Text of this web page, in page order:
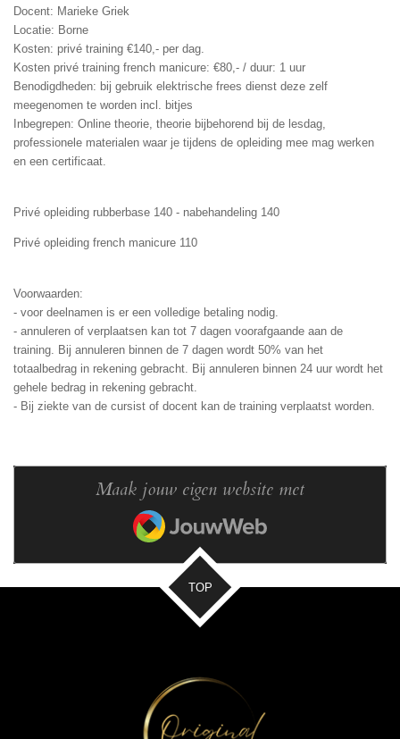
Docent: Marieke Griek
Locatie: Borne
Kosten: privé training €140,- per dag.
Kosten privé training french manicure: €80,- / duur: 1 uur
Benodigdheden: bij gebruik elektrische frees dienst deze zelf
meegenomen te worden incl. bitjes
Inbegrepen: Online theorie, theorie bijbehorend bij de lesdag,
professionele materialen waar je tijdens de opleiding mee mag werken
en een certificaat.
Privé opleiding rubberbase 140 - nabehandeling 140
Privé opleiding french manicure 110
Voorwaarden:
- voor deelnamen is er een volledige betaling nodig.
- annuleren of verplaatsen kan tot 7 dagen voorafgaande aan de
training. Bij annuleren binnen de 7 dagen wordt 50% van het
totaalbedrag in rekening gebracht. Bij annuleren binnen 24 uur wordt het
gehele bedrag in rekening gebracht.
- Bij ziekte van de cursist of docent kan de training verplaatst worden.
Maak jouw eigen website met
JouwWeb
TOP